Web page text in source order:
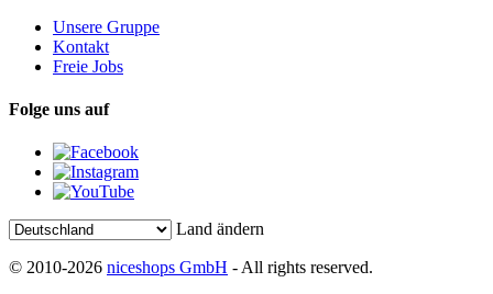
Unsere Gruppe
Kontakt
Freie Jobs
Folge uns auf
Land ändern
© 2010-2026 niceshops GmbH - All rights reserved.